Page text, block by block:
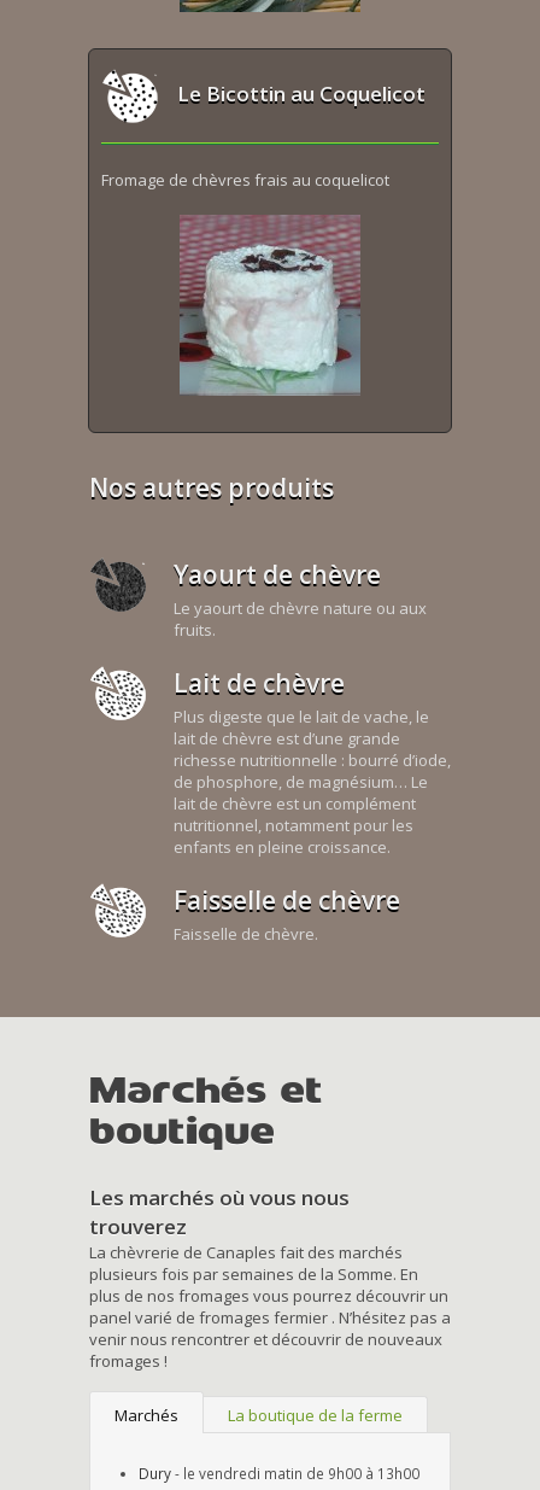
Le Bicottin au Coquelicot
Fromage de chèvres frais au coquelicot
Nos autres produits
Yaourt de chèvre
Le yaourt de chèvre nature ou aux
fruits.
Lait de chèvre
Plus digeste que le lait de vache, le
lait de chèvre est d’une grande
richesse nutritionnelle : bourré d’iode,
de phosphore, de magnésium… Le
lait de chèvre est un complément
nutritionnel, notamment pour les
enfants en pleine croissance.
Faisselle de chèvre
Faisselle de chèvre.
Marchés et
boutique
Les marchés où vous nous
trouverez
La chèvrerie de Canaples fait des marchés
plusieurs fois par semaines de la Somme. En
plus de nos fromages vous pourrez découvrir un
panel varié de fromages fermier . N’hésitez pas a
venir nous rencontrer et découvrir de nouveaux
fromages !
Marchés La boutique de la ferme
Dury- le vendredi matin de 9h00 à 13h00